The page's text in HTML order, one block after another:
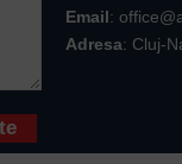
Email:
Adresa: Cluj-